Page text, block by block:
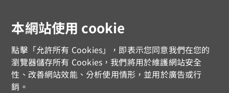
本網站使用 cookie
點擊「允許所有 Cookies」，即表示您同意我們在您的
瀏覽器儲存所有 Cookies，我們將用於維護網站安全
性、改善網站效能、分析使用情形，並用於廣告或行
銷。